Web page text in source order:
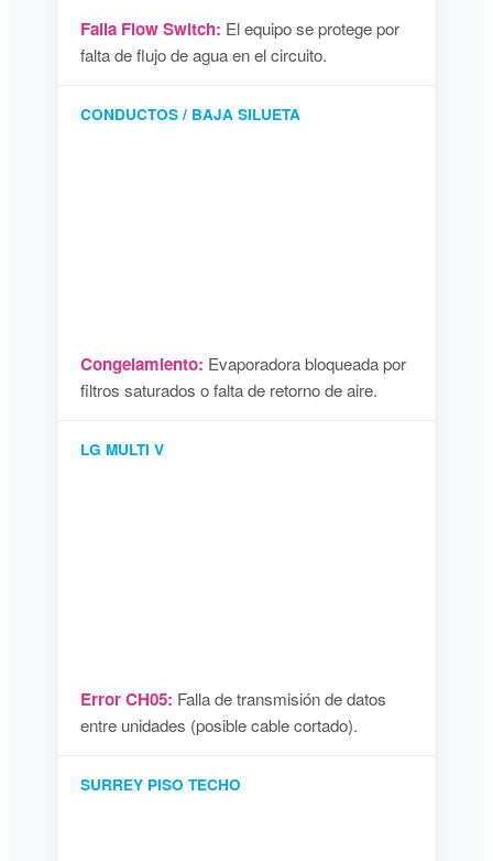
Falla Flow Switch: El equipo se protege por
falta de flujo de agua en el circuito.
CONDUCTOS / BAJA SILUETA
Congelamiento: Evaporadora bloqueada por
filtros saturados o falta de retorno de aire.
LG MULTI V
Error CH05: Falla de transmisión de datos
entre unidades (posible cable cortado).
SURREY PISO TECHO